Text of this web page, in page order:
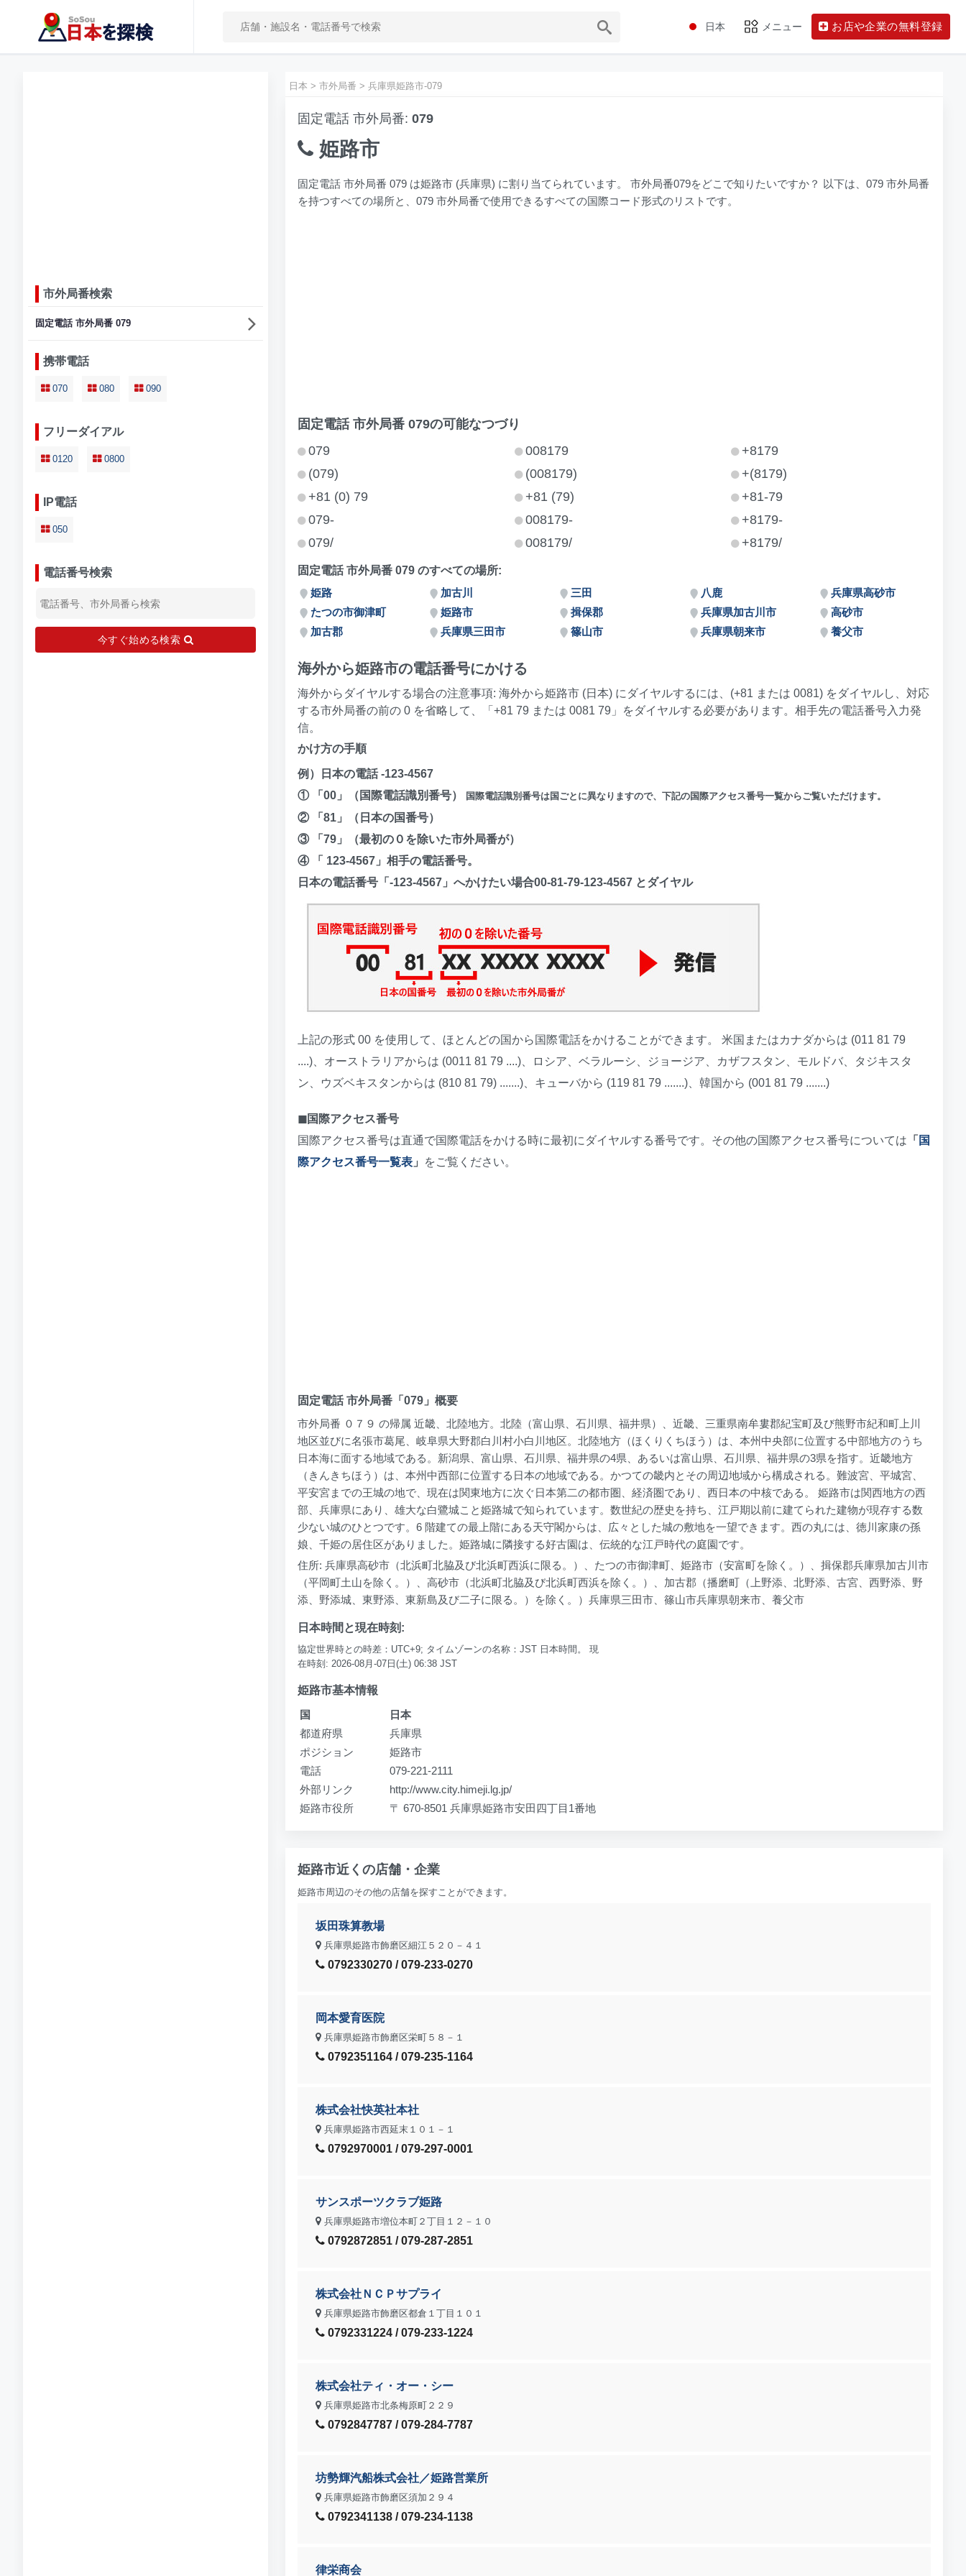
日本 メニュー お店や企業の無料登録
市外局番検索
固定電話 市外局番 079
携帯電話
070 080 090
フリーダイアル
0120 0800
IP電話
050
電話番号検索
今すぐ始める検索
日本 >市外局番 >兵庫県姫路市-079
固定電話 市外局番:079
姫路市
固定電話 市外局番 079 は姫路市 (兵庫県) に割り当てられています。 市外局番079をどこで知りたいですか？ 以下は、079 市外局番
を持つすべての場所と、079 市外局番で使用できるすべての国際コード形式のリストです。
固定電話 市外局番 079の可能なつづり
079
008179
+8179
(079)
(008179)
+(8179)
+81 (0) 79
+81 (79)
+81-79
079-
008179-
+8179-
079/
008179/ +8179/
固定電話 市外局番 079 のすべての場所:
姫路
加古川 三田 八鹿
兵庫県高砂市
たつの市御津町
姫路市 揖保郡 兵庫県加古川市
高砂市
加古郡
兵庫県三田市 篠山市 兵庫県朝来市 養父市
海外から姫路市の電話番号にかける
海外からダイヤルする場合の注意事項: 海外から姫路市 (日本) にダイヤルするには、(+81 または 0081) をダイヤルし、対応
する市外局番の前の 0 を省略して、「+81 79 または 0081 79」をダイヤルする必要があります。相手先の電話番号入力発
信。
かけ方の手順
例）日本の電話 -123-4567
① 「00」（国際電話識別番号）
国際電話識別番号は国ごとに異なりますので、下記の国際アクセス番号一覧からご覧いただけます。
② 「81」（日本の国番号）
③ 「79」（最初の０を除いた市外局番が）
④ 「 123-4567」相手の電話番号。
日本の電話番号「-123-4567」へかけたい場合00-81-79-123-4567 とダイヤル
上記の形式 00 を使用して、ほとんどの国から国際電話をかけることができます。 米国またはカナダからは (011 81 79
....)、オーストラリアからは (0011 81 79 ....)、ロシア、ベラルーシ、ジョージア、カザフスタン、モルドバ、タジキスタ
ン、ウズベキスタンからは (810 81 79) .......)、キューバから (119 81 79 .......)、韓国から (001 81 79 .......)
◼︎国際アクセス番号
国際アクセス番号は直通で国際電話をかける時に最初にダイヤルする番号です。その他の国際アクセス番号については 「 国
際アクセス番号一覧表 」 をご覧ください。
固定電話 市外局番「079」概要
市外局番 ０７９ の帰属 近畿、北陸地方。北陸（富山県、石川県、福井県）、近畿、三重県南牟婁郡紀宝町及び熊野市紀和町上川
地区並びに名張市葛尾、岐阜県大野郡白川村小白川地区。北陸地方（ほくりくちほう）は、本州中央部に位置する中部地方のうち
日本海に面する地域である。新潟県、富山県、石川県、福井県の4県、あるいは富山県、石川県、福井県の3県を指す。近畿地方
（きんきちほう）は、本州中西部に位置する日本の地域である。かつての畿内とその周辺地域から構成される。難波宮、平城宮、
平安宮までの王城の地で、現在は関東地方に次ぐ日本第二の都市圏、経済圏であり、西日本の中核である。 姫路市は関西地方の西
部、兵庫県にあり、雄大な白鷺城こと姫路城で知られています。数世紀の歴史を持ち、江戸期以前に建てられた建物が現存する数
少ない城のひとつです。6 階建ての最上階にある天守閣からは、広々とした城の敷地を一望できます。西の丸には、徳川家康の孫
娘、千姫の居住区がありました。姫路城に隣接する好古園は、伝統的な江戸時代の庭園です。
住所: 兵庫県高砂市（北浜町北脇及び北浜町西浜に限る。）、たつの市御津町、姫路市（安富町を除く。）、揖保郡兵庫県加古川市
（平岡町土山を除く。）、高砂市（北浜町北脇及び北浜町西浜を除く。）、加古郡（播磨町（上野添、北野添、古宮、西野添、野
添、野添城、東野添、東新島及び二子に限る。）を除く。）兵庫県三田市、篠山市兵庫県朝来市、養父市
日本時間と現在時刻:
協定世界時との時差：UTC+9; タイムゾーンの名称：JST 日本時間。 現
在時刻: 2026-08月-07日(土) 06:38 JST
姫路市基本情報
国
日本
都道府県
兵庫県
ポジション
姫路市
電話
079-221-2111
外部リンク
http://www.city.himeji.lg.jp/
姫路市役所
〒 670-8501 兵庫県姫路市安田四丁目1番地
姫路市近くの店舗・企業
姫路市周辺のその他の店舗を探すことができます。
坂田珠算教場
兵庫県姫路市飾磨区細江５２０－４１
0792330270 / 079-233-0270
岡本愛育医院
兵庫県姫路市飾磨区栄町５８－１
0792351164 / 079-235-1164
株式会社快英社本社
兵庫県姫路市西延末１０１－１
0792970001 / 079-297-0001
サンスポーツクラブ姫路
兵庫県姫路市増位本町２丁目１２－１０
0792872851 / 079-287-2851
株式会社ＮＣＰサプライ
兵庫県姫路市飾磨区都倉１丁目１０１
0792331224 / 079-233-1224
株式会社ティ・オー・シー
兵庫県姫路市北条梅原町２２９
0792847787 / 079-284-7787
坊勢輝汽船株式会社／姫路営業所
兵庫県姫路市飾磨区須加２９４
0792341138 / 079-234-1138
律栄商会